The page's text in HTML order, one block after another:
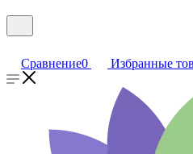
Сравнение0 Избранные